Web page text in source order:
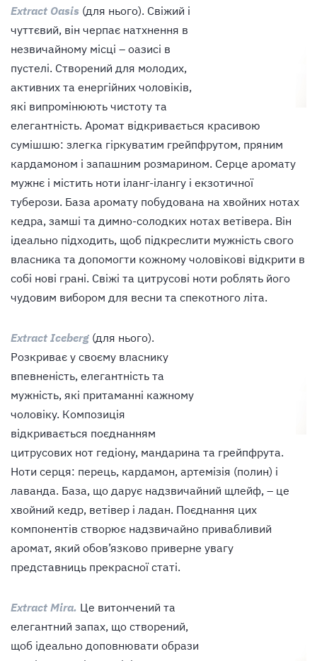
Extract Oasis (для нього). Свіжий і
чуттєвий, він черпає натхнення в
незвичайному місці – оазисі в
пустелі. Створений для молодих,
активних та енергійних чоловіків,
які випромінюють чистоту та
елегантність. Аромат відкривається красивою
сумішшю: злегка гіркуватим грейпфрутом, пряним
кардамоном і запашним розмарином. Серце аромату
мужнє і містить ноти іланг-ілангу і екзотичної
туберози. База аромату побудована на хвойних нотах
кедра, замші та димно-солодких нотах ветівера. Він
ідеально підходить, щоб підкреслити мужність свого
власника та допомогти кожному чоловікові відкрити в
собі нові грані. Свіжі та цитрусові ноти роблять його
чудовим вибором для весни та спекотного літа.
Extract Iceberg (для нього).
Розкриває у своєму власнику
впевненість, елегантність та
мужність, які притаманні кажному
чоловіку. Композиція
відкривається поєднанням
цитрусових нот гедіону, мандарина та грейпфрута.
Ноти серця: перець, кардамон, артемізія (полин) і
лаванда. База, що дарує надзвичайний щлейф, – це
хвойний кедр, ветівер і ладан. Поєднання цих
компонентів створює надзвичайно привабливий
аромат, який обов’язково приверне увагу
представниць прекрасної статі.
Extract Mira. Це витончений та
елегантний запах, що створений,
щоб ідеально доповнювати образи